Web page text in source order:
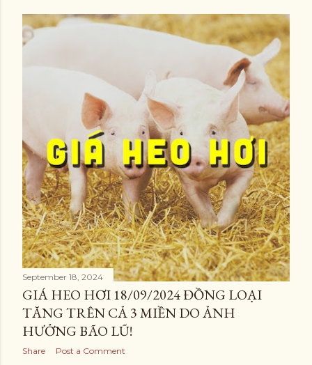
September 18, 2024
GIÁ HEO HƠI 18/09/2024 ĐỒNG LOẠI
TĂNG TRÊN CẢ 3 MIỀN DO ẢNH
HƯỞNG BÃO LŨ!
Share Post a Comment